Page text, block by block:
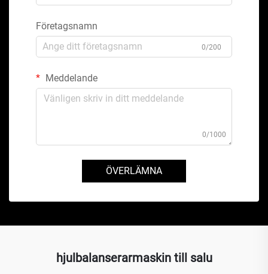
Företagsnamn
0/200
Meddelande
0/1000
ÖVERLÄMNA
hjulbalanserarmaskin till salu